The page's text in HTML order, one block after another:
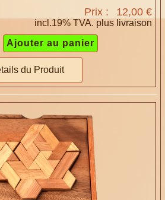
Prix : 12,00 €
incl.19% TVA. plus livraison
du Produit